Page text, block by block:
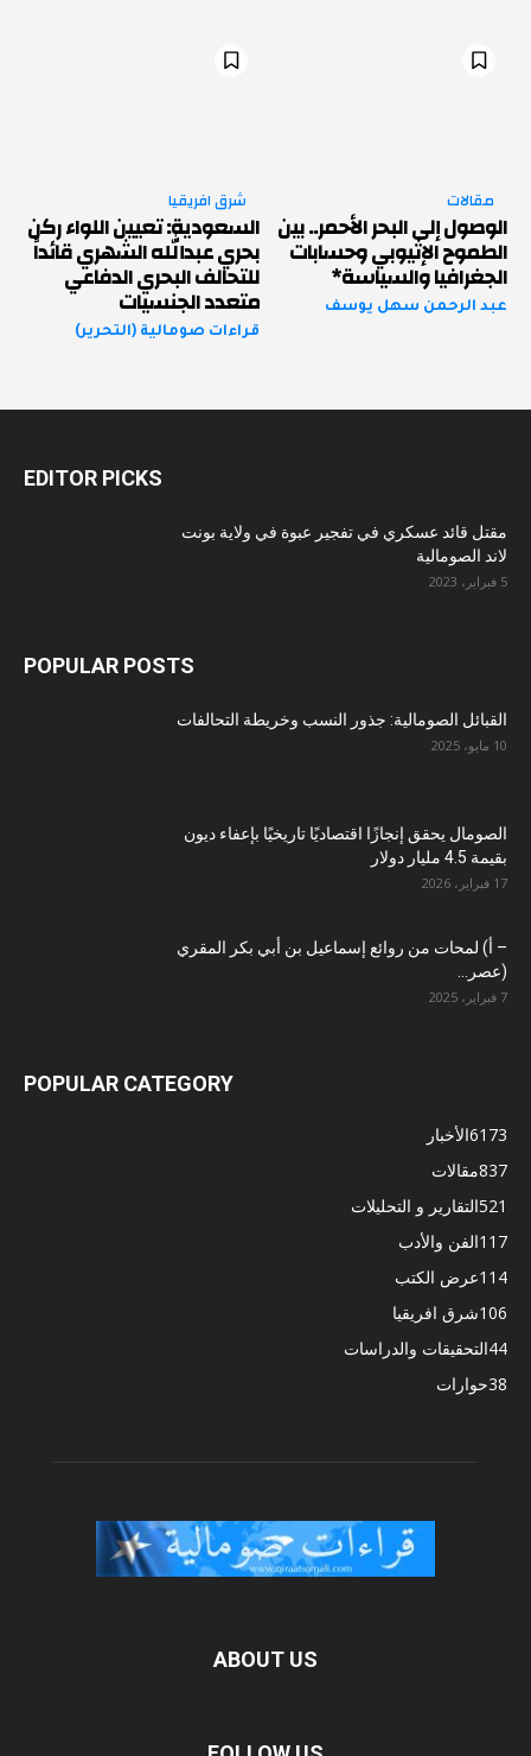
مقالات
الوصول إلى البحر الأحمر.. بين
الطموح الإثيوبي وحسابات
الجغرافيا والسياسة*
عبد الرحمن سهل يوسف
شرق افريقيا
السعودية: تعيين اللواء ركن
بحري عبدالله الشهري قائداً
للتحالف البحري الدفاعي
متعدد الجنسيات
قراءات صومالية (التحرير)
EDITOR PICKS
مقتل قائد عسكري في تفجير عبوة في ولاية بونت
لاند الصومالية
5 فبراير، 2023
POPULAR POSTS
القبائل الصومالية: جذور النسب وخريطة التحالفات
10 مايو، 2025
الصومال يحقق إنجازًا اقتصاديًا تاريخيًا بإعفاء ديون
بقيمة 4.5 مليار دولار
17 فبراير، 2026
– أ) لمحات من روائع إسماعيل بن أبي بكر المقري
(عصر...
7 فبراير، 2025
POPULAR CATEGORY
الأخبار6173
مقالات837
التقارير و التحليلات521
الفن والأدب117
عرض الكتب114
شرق افريقيا106
التحقيقات والدراسات44
حوارات38
ABOUT US